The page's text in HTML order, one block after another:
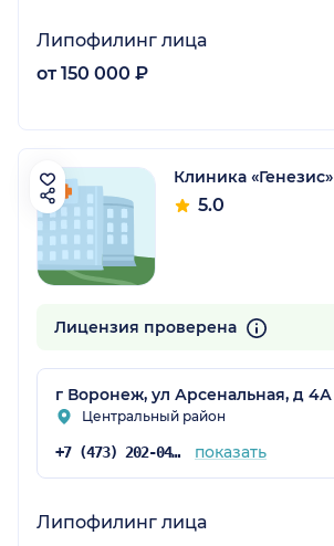
Липофилинг лица
от 150 000 ₽
Клиника «Генезис»
5.0
Лицензия проверена
г Воронеж, ул Арсенальная, д 4А
Центральный район
+7 (473) 202-04-00 показать
Липофилинг лица